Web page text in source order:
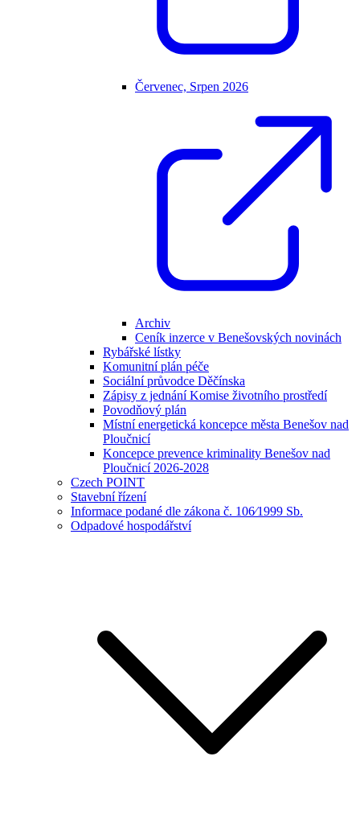
Červenec, Srpen 2026
Archiv
Ceník inzerce v Benešovských novinách
Rybářské lístky
Komunitní plán péče
Sociální průvodce Děčínska
Zápisy z jednání Komise životního prostředí
Povodňový plán
Místní energetická koncepce města Benešov nad
Ploučnicí
Koncepce prevence kriminality Benešov nad
Ploučnicí 2026-2028
Czech POINT
Stavební řízení
Informace podané dle zákona č. 106⁄1999 Sb.
Odpadové hospodářství